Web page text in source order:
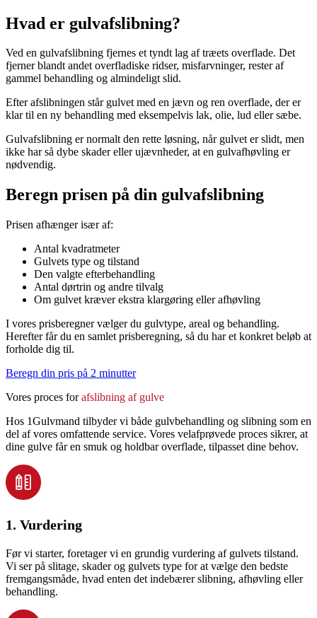
Hvad er gulvafslibning?
Ved en gulvafslibning fjernes et tyndt lag af træets overflade. Det
fjerner blandt andet overfladiske ridser, misfarvninger, rester af
gammel behandling og almindeligt slid.
Efter afslibningen står gulvet med en jævn og ren overflade, der er
klar til en ny behandling med eksempelvis lak, olie, lud eller sæbe.
Gulvafslibning er normalt den rette løsning, når gulvet er slidt, men
ikke har så dybe skader eller ujævnheder, at en gulvafhøvling er
nødvendig.
Beregn prisen på din gulvafslibning
Prisen afhænger især af:
Antal kvadratmeter
Gulvets type og tilstand
Den valgte efterbehandling
Antal dørtrin og andre tilvalg
Om gulvet kræver ekstra klargøring eller afhøvling
I vores prisberegner vælger du gulvtype, areal og behandling.
Herefter får du en samlet prisberegning, så du har et konkret beløb at
forholde dig til.
Beregn din pris på 2 minutter
Vores proces forafslibning af gulve
Hos 1Gulvmand tilbyder vi både gulvbehandling og slibning som en
del af vores omfattende service. Vores velafprøvede proces sikrer, at
dine gulve får en smuk og holdbar overflade, tilpasset dine behov.
1. Vurdering
Før vi starter, foretager vi en grundig vurdering af gulvets tilstand.
Vi ser på slitage, skader og gulvets type for at vælge den bedste
fremgangsmåde, hvad enten det indebærer slibning, afhøvling eller
behandling.